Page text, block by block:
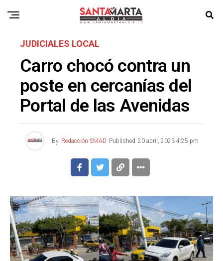
JUDICIALES LOCAL
Carro chocó contra un
poste en cercanías del
Portal de las Avenidas
By Redacción SMAD Published 20 abril, 2023 4:25 pm